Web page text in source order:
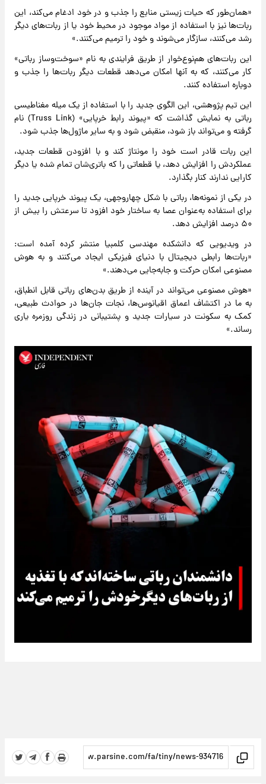
«همان‌طور که حیات زیستی منابع را جذب و در خود ادغام می‌کند، این
ربات‌ها نیز با استفاده از مواد موجود در محیط خود یا از ربات‌های دیگر
رشد می‌کنند، سازگار می‌شوند و خود را ترمیم می‌کنند.»
این ربات‌های هم‌نوع‌خوار از طریق فرایندی به نام «سوخت‌وساز رباتی»
کار می‌کنند، که به آنها امکان می‌دهد قطعات دیگر ربات‌ها را جذب و
دوباره استفاده کنند.
این تیم پژوهشی، این الگوی جدید را با استفاده از یک میله مغناطیسی
رباتی به نمایش گذاشت که «پیوند رابط خرپایی» (Truss Link) نام
گرفته و می‌تواند باز شود، منقبض شود و به سایر ماژول‌ها جذب شود.
این ربات قادر است خود را مونتاژ کند و با افزودن قطعات جدید،
عملکردش را افزایش دهد، یا قطعاتی را که باتری‌شان تمام شده یا دیگر
کارایی ندارند کنار بگذارد.
در یکی از نمونه‌ها، رباتی با شکل چهاروجهی، یک پیوند خرپایی جدید را
برای استفاده به‌عنوان عصا به ساختار خود افزود تا سرعتش را بیش از
۵۰ درصد افزایش دهد.
در ویدیویی که دانشکده مهندسی کلمبیا منتشر کرده آمده است:
«ربات‌ها رابطی دیجیتال با دنیای فیزیکی ایجاد می‌کنند و به هوش
مصنوعی امکان حرکت و جابه‌جایی می‌دهند.»
«هوش مصنوعی می‌تواند در آینده از طریق بدن‌های رباتی قابل انطباق،
به ما در اکتشاف اعماق اقیانوس‌ها، نجات جان‌ها در حوادث طبیعی،
کمک به سکونت در سیارات جدید و پشتیبانی در زندگی روزمره یاری
رساند.»